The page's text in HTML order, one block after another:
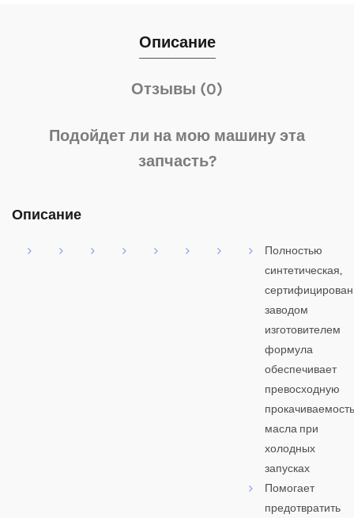
Описание
Отзывы (0)
Подойдет ли на мою машину эта
запчасть?
Описание
Полностью
синтетическая,
заводом
изготовителем
формула
обеспечивает
превосходную
прокачиваемость
масла при
холодных
запусках
Помогает
предотвратить